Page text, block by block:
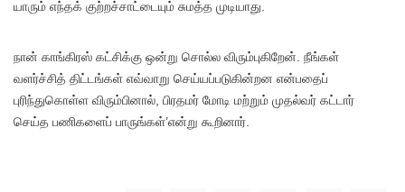
யாரும் எந்தக் குற்றச்சாட்டையும் சுமத்த முடியாது.
நான் காங்கிரஸ் கட்சிக்கு ஒன்று சொல்ல விரும்புகிறேன். நீங்கள்
வளர்ச்சித் திட்டங்கள் எவ்வாறு செய்யப்படுகின்றன என்பதைப்
புரிந்துகொள்ள விரும்பினால், பிரதமர் மோடி மற்றும் முதல்வர் கட்டார்
செய்த பணிகளைப் பாருங்கள்’என்று கூறினார்.